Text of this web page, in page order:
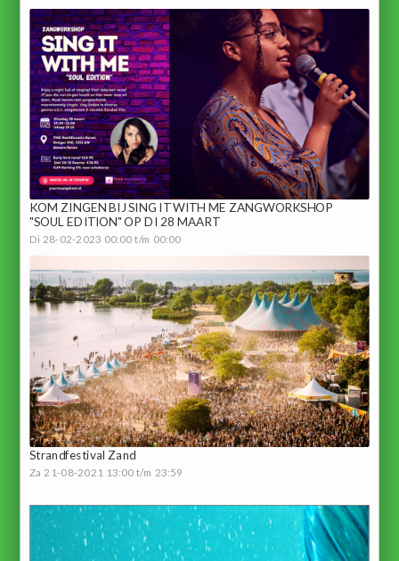
KOM ZINGEN BIJ SING IT WITH ME ZANGWORKSHOP
"SOUL EDITION" OP DI 28 MAART
Di 28-02-2023 00:00 t/m 00:00
Strandfestival Zand
Za 21-08-2021 13:00 t/m 23:59